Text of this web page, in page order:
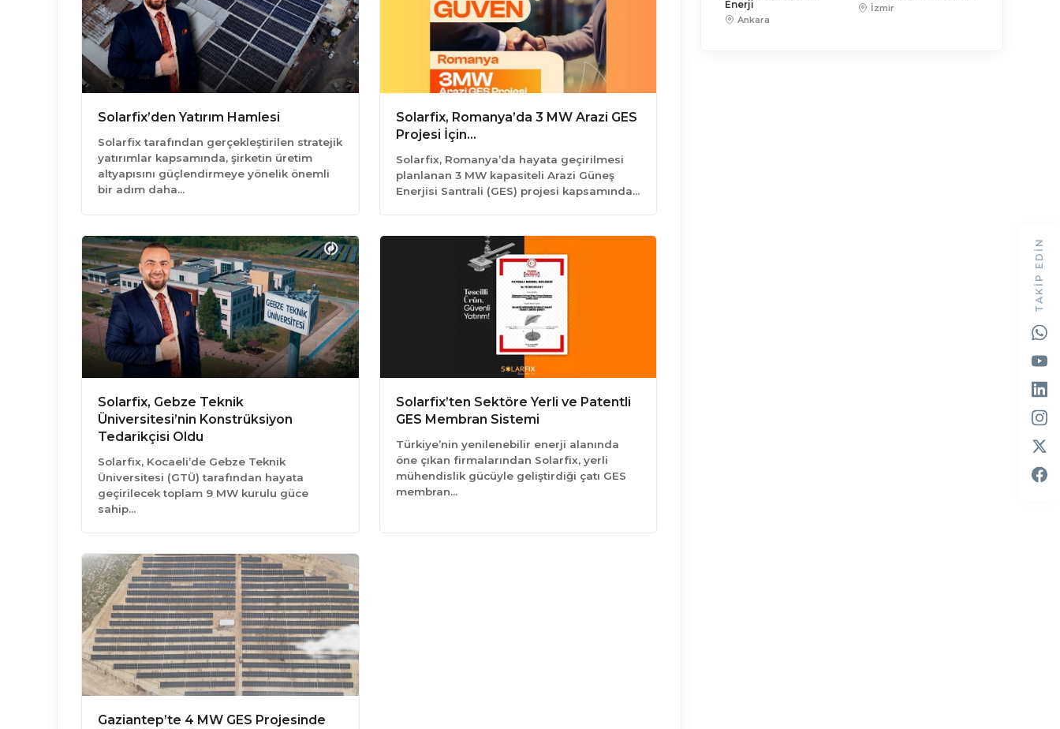
TAKIP EDIN
Solarfix’den Yatırım Hamlesi
Solarfix tarafından gerçekleştirilen stratejik
yatırımlar kapsamında, şirketin üretim
altyapısını güçlendirmeye yönelik önemli
bir adım daha…
Solarfix, Romanya’da 3 MW Arazi GES
Projesi İçin…
Solarfix, Romanya’da hayata geçirilmesi
planlanan 3 MW kapasiteli Arazi Güneş
Enerjisi Santrali (GES) projesi kapsamında…
Solarfix, Gebze Teknik
Üniversitesi’nin Konstrüksiyon
Tedarikçisi Oldu
Solarfix, Kocaeli’de Gebze Teknik
Üniversitesi (GTÜ) tarafından hayata
geçirilecek toplam 9 MW kurulu güce
sahip…
Solarfix’ten Sektöre Yerli ve Patentli
GES Membran Sistemi
Türkiye’nin yenilenebilir enerji alanında
öne çıkan firmalarından Solarfix, yerli
mühendislik gücüyle geliştirdiği çatı GES
membran…
Gaziantep’te 4 MW GES Projesinde
Enerji
Ankara
İzmir